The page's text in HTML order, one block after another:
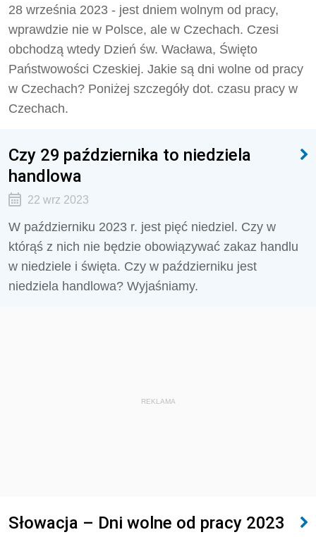
28 września 2023 - jest dniem wolnym od pracy,
wprawdzie nie w Polsce, ale w Czechach. Czesi
obchodzą wtedy Dzień św. Wacława, Święto
Państwowości Czeskiej. Jakie są dni wolne od pracy
w Czechach? Poniżej szczegóły dot. czasu pracy w
Czechach.
Czy 29 października to niedziela
handlowa
22 wrz 2023
W październiku 2023 r. jest pięć niedziel. Czy w
którąś z nich nie będzie obowiązywać zakaz handlu
w niedziele i święta. Czy w październiku jest
niedziela handlowa? Wyjaśniamy.
REKLAMA
Słowacja – Dni wolne od pracy 2023